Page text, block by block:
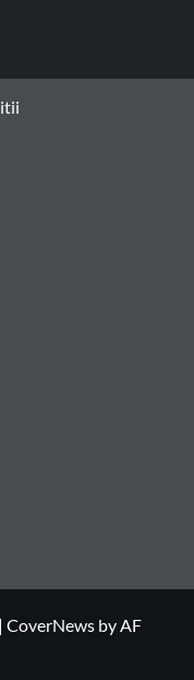
| CoverNews by AF